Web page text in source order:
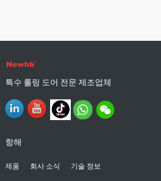
특수 롤링 도어 전문 제조업체
항해
제품 회사 소식 기술 정보